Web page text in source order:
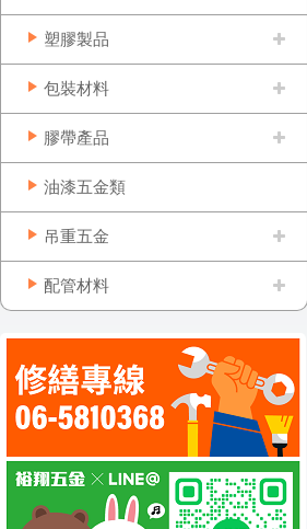
塑膠製品
包裝材料
膠帶產品
油漆五金類
吊重五金
配管材料